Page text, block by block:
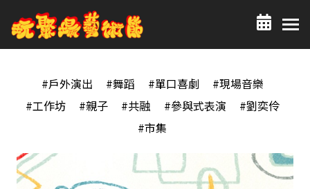
#戶外演出 #舞蹈 #單口喜劇
#現場音樂
#工作坊
#親子 #共融 #參與式表演
#劉奕伶
#市集